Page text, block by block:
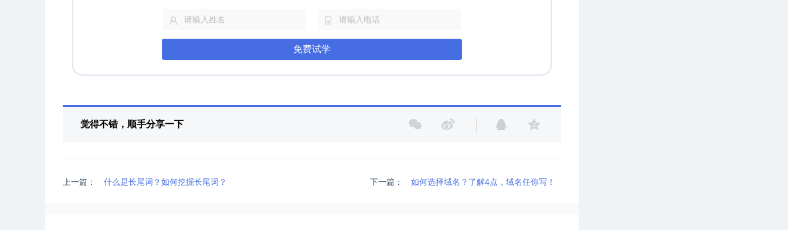
免费试学
觉得不错，顺手分享一下
上一篇： 什么是长尾词？如何挖掘长尾词？ 下一篇： 如何选择域名？了解4点，域名任你写！